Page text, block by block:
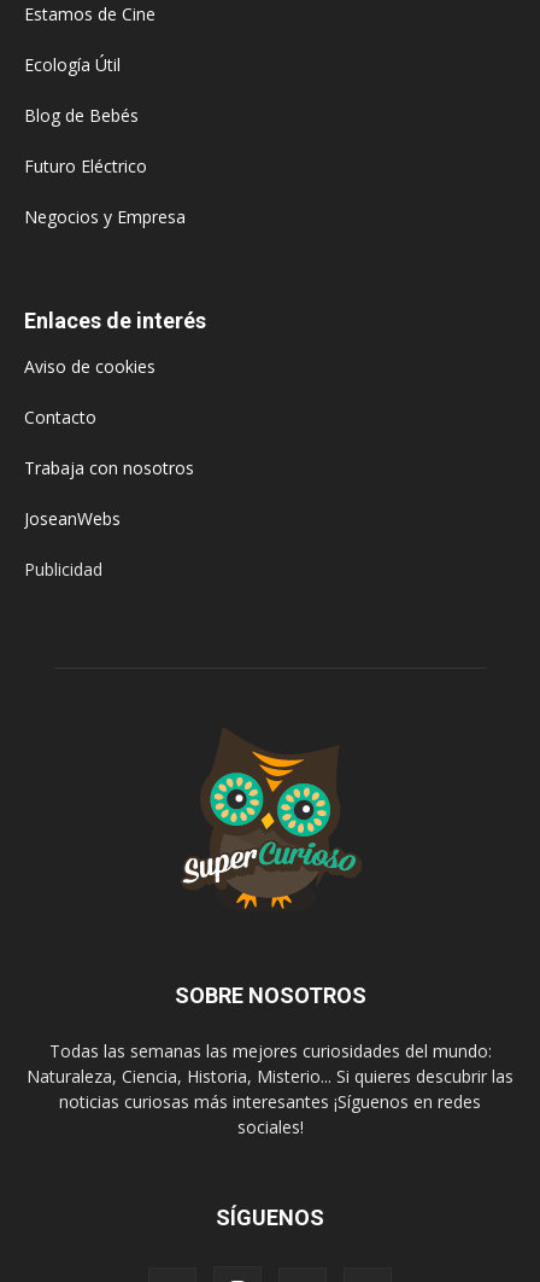
Estamos de Cine
Ecología Útil
Blog de Bebés
Futuro Eléctrico
Negocios y Empresa
Enlaces de interés
Aviso de cookies
Contacto
Trabaja con nosotros
JoseanWebs
Publicidad
SOBRE NOSOTROS
Todas las semanas las mejores curiosidades del mundo:
Naturaleza, Ciencia, Historia, Misterio... Si quieres descubrir las
noticias curiosas más interesantes ¡Síguenos en redes
sociales!
SÍGUENOS